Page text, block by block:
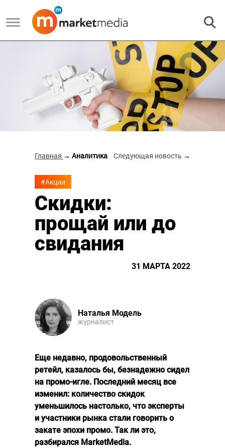
Главная → Аналитика Следующая новость →
#Акции
Скидки:
прощай или до
свидания
31 МАРТА 2022
Наталья Модель
журналист
Еще недавно, продовольственный
ретейл, казалось бы, безнадежно сидел
на промо-игле. Последний месяц все
изменил: количество скидок
уменьшилось настолько, что эксперты
и участники рынка стали говорить о
закате эпохи промо. Так ли это,
разбирался MarketMedia.